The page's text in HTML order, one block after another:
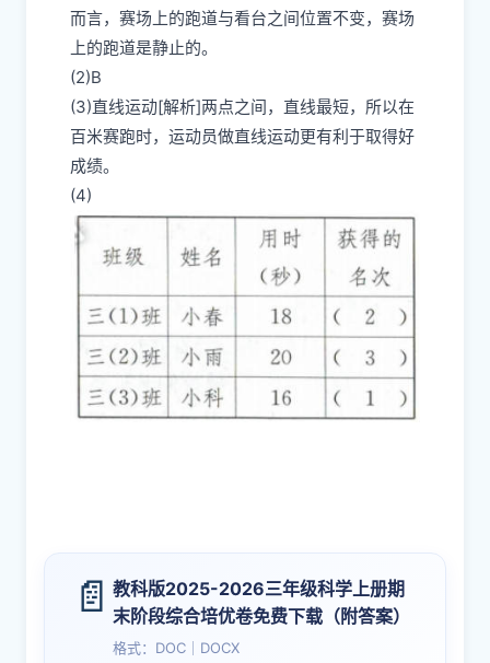
而言，赛场上的跑道与看台之间位置不变，赛场
上的跑道是静止的。
(2)B
(3)直线运动[解析]两点之间，直线最短，所以在
百米赛跑时，运动员做直线运动更有利于取得好
成绩。
(4)
📄 教科版2025-2026三年级科学上册期
末阶段综合培优卷免费下载（附答案）
格式：DOC｜DOCX